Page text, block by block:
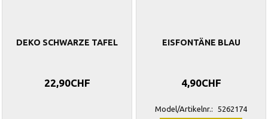
DEKO SCHWARZE TAFEL
22,90CHF
EISFONTÄNE BLAU
4,90CHF
Model/Artikelnr.: 5262174